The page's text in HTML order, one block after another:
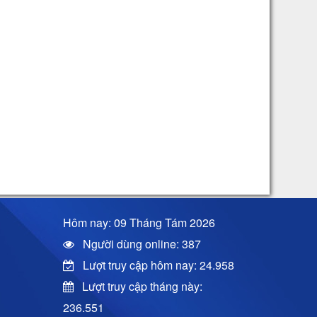
Hôm nay: 09 Tháng Tám 2026
Người dùng online: 387
Lượt truy cập hôm nay: 24.958
Lượt truy cập tháng này:
236.551